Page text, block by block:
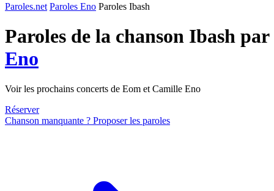
Paroles.net Paroles Eno Paroles Ibash
Paroles de la chanson Ibash par
Eno
Voir les prochains concerts de Eom et Camille Eno
Réserver
Chanson manquante ? Proposer les paroles